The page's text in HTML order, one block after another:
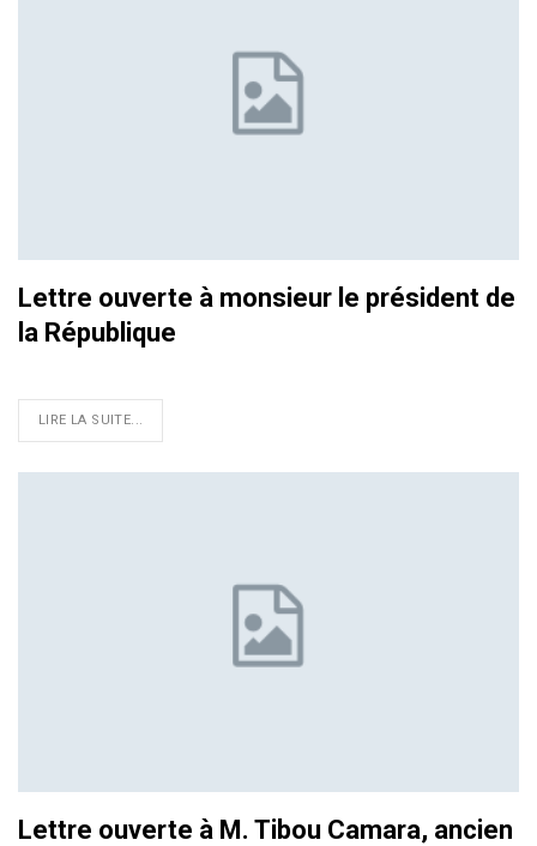
Lettre ouverte à monsieur le président de
la République
LIRE LA SUITE...
Lettre ouverte à M. Tibou Camara, ancien